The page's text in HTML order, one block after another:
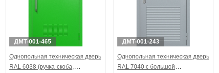
ДМТ-001-465
Однопольная техническая дверь
RAL 6038 (ручка-скоба,
ДМТ-001-243
Однопольная техническая дверь
RAL 7040 с большой